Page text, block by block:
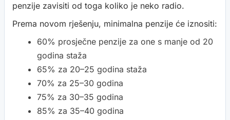
penzije zavisiti od toga koliko je neko radio.
Prema novom rješenju, minimalna penzije će iznositi:
60% prosječne penzije za one s manje od 20
godina staža
65% za 20–25 godina staža
70% za 25–30 godina
75% za 30–35 godina
85% za 35–40 godina